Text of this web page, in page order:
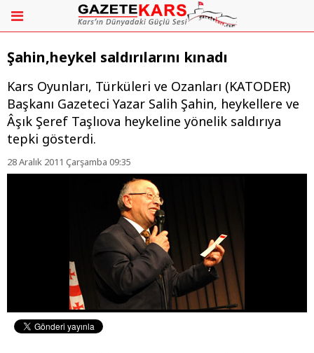
Şahin,heykel saldırılarını kınadı
Kars Oyunları, Türküleri ve Ozanları (KATODER)
Başkanı Gazeteci Yazar Salih Şahin, heykellere ve
Âşık Şeref Taşlıova heykeline yönelik saldırıya
tepki gösterdi.
28 Aralık 2011 Çarşamba 09:35